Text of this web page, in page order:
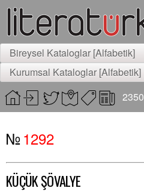
Bireysel Kataloglar [Alfabetik]
Kurumsal Kataloglar [Alfabetik]
2350
№1292
KÜÇÜK ŞÖVALYE